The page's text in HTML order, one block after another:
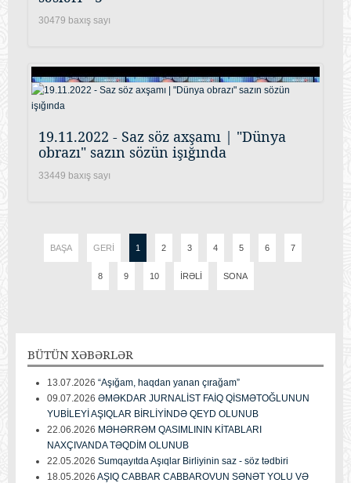
30479 baxış sayı
19.11.2022 - Saz söz axşamı | "Dünya
obrazı" sazın sözün işığında
33449 baxış sayı
BAŞA GERI 1 2 3 4 5 6 7
8 9 10 İRƏLI SONA
BÜTÜN XƏBƏRLƏR
13.07.2026 “Aşığam, haqdan yanan çırağam”
09.07.2026 ƏMƏKDAR JURNALİST FAİQ QİSMƏTOĞLUNUN
YUBİLEYİ AŞIQLAR BİRLİYİNDƏ QEYD OLUNUB
22.06.2026 MƏHƏRRƏM QASIMLININ KİTABLARI
NAXÇIVANDA TƏQDİM OLUNUB
22.05.2026 Sumqayıtda Aşıqlar Birliyinin saz - söz tədbiri
18.05.2026 AŞIQ CABBAR CABBAROVUN SƏNƏT YOLU VƏ